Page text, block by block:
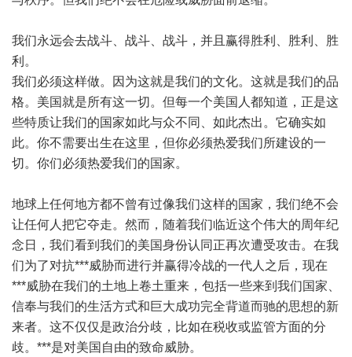
我们永远会去战斗、战斗、战斗，并且赢得胜利、胜利、胜
利。
我们必须这样做。因为这就是我们的文化。这就是我们的品
格。美国就是所有这一切。但每一个美国人都知道，正是这
些特质让我们的国家如此与众不同、如此杰出。它确实如
此。你不需要出生在这里，但你必须热爱我们所建设的一
切。你们必须热爱我们的国家。
地球上任何地方都不曾有过像我们这样的国家，我们绝不会
让任何人把它夺走。然而，随着我们临近这个伟大的周年纪
念日，我们看到我们的美国身份认同正再次遭受攻击。在我
们为了对抗***威胁而进行并赢得冷战的一代人之后，现在
***威胁在我们的土地上卷土重来，包括一些来到我们国家、
信奉与我们的生活方式和巨大成功完全背道而驰的思想的新
来者。这不仅仅是政治分歧，比如在税收或监管方面的分
歧。***是对美国自由的致命威胁。